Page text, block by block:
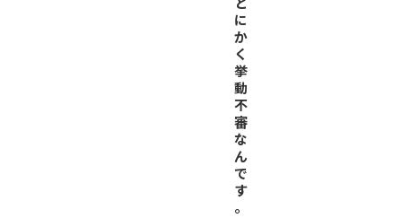
に
か
く
挙
動
不
審
な
ん
で
す
。